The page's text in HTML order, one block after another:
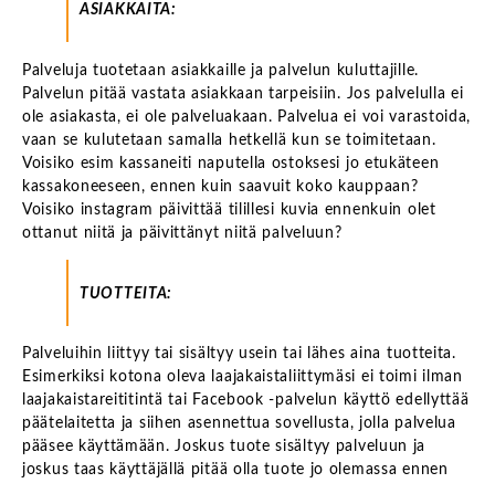
ASIAKKAITA:
Palveluja tuotetaan asiakkaille ja palvelun kuluttajille.
Palvelun pitää vastata asiakkaan tarpeisiin. Jos palvelulla ei
ole asiakasta, ei ole palveluakaan. Palvelua ei voi varastoida,
vaan se kulutetaan samalla hetkellä kun se toimitetaan.
Voisiko esim kassaneiti naputella ostoksesi jo etukäteen
kassakoneeseen, ennen kuin saavuit koko kauppaan?
Voisiko instagram päivittää tilillesi kuvia ennenkuin olet
ottanut niitä ja päivittänyt niitä palveluun?
TUOTTEITA:
Palveluihin liittyy tai sisältyy usein tai lähes aina tuotteita.
Esimerkiksi kotona oleva laajakaistaliittymäsi ei toimi ilman
laajakaistareititintä tai Facebook -palvelun käyttö edellyttää
päätelaitetta ja siihen asennettua sovellusta, jolla palvelua
pääsee käyttämään. Joskus tuote sisältyy palveluun ja
joskus taas käyttäjällä pitää olla tuote jo olemassa ennen